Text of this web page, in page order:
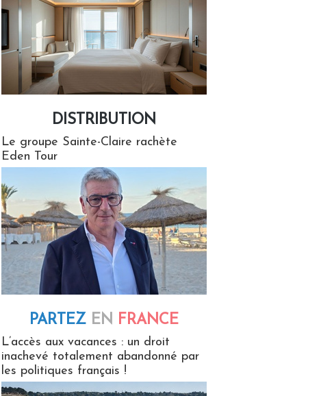
DISTRIBUTION
Le groupe Sainte-Claire rachète
Eden Tour
PARTEZ EN FRANCE
L’accès aux vacances : un droit
inachevé totalement abandonné par
les politiques français !